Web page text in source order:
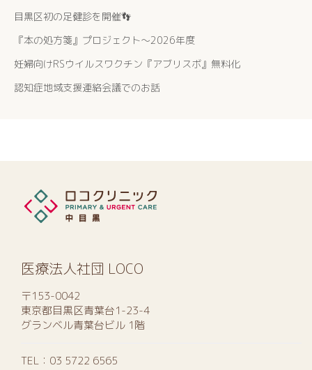
目黒区初の足健診を開催👣
『本の処方箋』プロジェクト〜2026年度
妊婦向けRSウイルスワクチン『アブリスボ』無料化
認知症地域支援連絡会議でのお話
医療法人社団 LOCO
〒153-0042
東京都目黒区青葉台1-23-4
グランベル青葉台ビル 1階
TEL： 03 5722 6565